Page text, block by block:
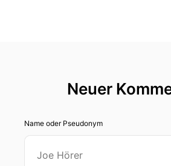
Neuer
Name oder Pseudonym